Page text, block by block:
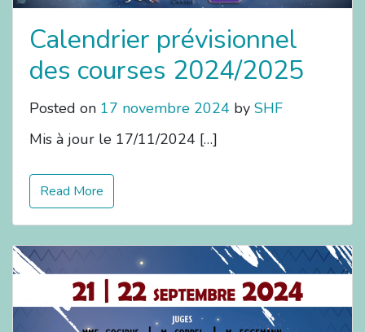
Calendrier prévisionnel
des courses 2024/2025
Posted on 17 novembre 2024 by SHF
Mis à jour le 17/11/2024 […]
Read More